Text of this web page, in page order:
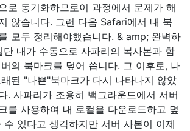
로 동기화하므로이 과정에서 문제가 해
않습니다. 그런 다음 Safari에서 내 북
모두 정리해야했습니다. & amp; 완벽하
단 내가 수동으로 사파리의 복사본과 함
의 북마크를 덮어 씁니다. 그 이후로, 나
된 "나쁜"북마크가 다시 나타나지 않았
. 사파리가 조용히 백그라운드에서 서버
를 사용하여 내 로컬을 다운로드하고 덮
수 있다고 생각하지만 서버 사본이 이제